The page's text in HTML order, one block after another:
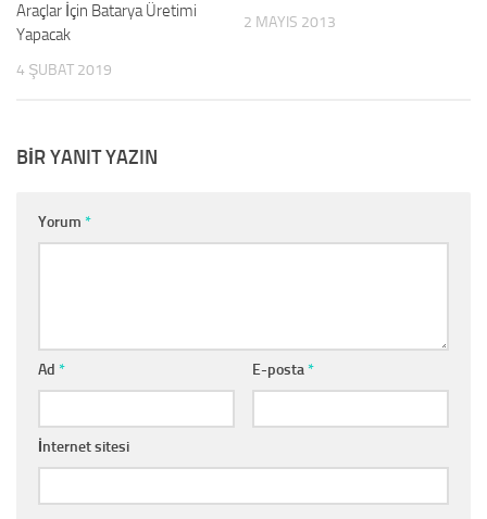
Araçlar İçin Batarya Üretimi
Yapacak
4 ŞUBAT 2019
2 MAYIS 2013
BIR YANIT YAZIN
Yorum *
Ad * E-posta*
İnternet sitesi